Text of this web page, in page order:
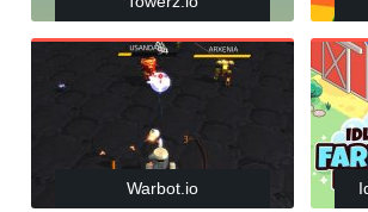
Warbot.io